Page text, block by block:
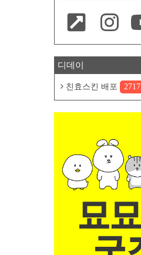
디데이
친효스킨 배포 2717